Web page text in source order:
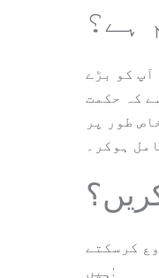
ہے؟
آپ کو بڑے
کہ حکمت
طور پر
ہوکر۔
کرسکتے
ہیں: